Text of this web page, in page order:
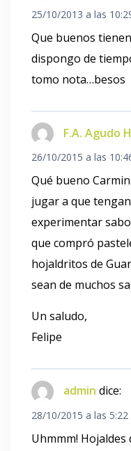
25/10/2013 a las
Que buenos
dispongo de
tomo nota…besos
F.A. Agudo
26/10/2015 a las
Qué bueno
jugar a que
experimentar
que compró
hojaldritos de
sean de muchos
Un saludo,
Felipe
admin dice:
28/10/2015 a las 5:22
Uhmmm!